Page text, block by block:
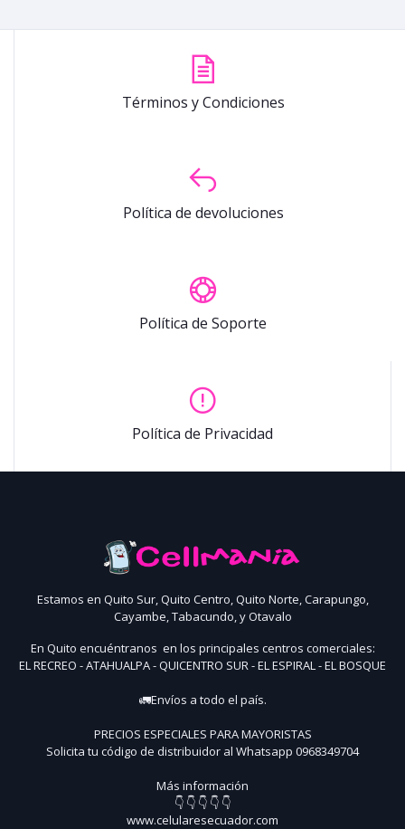
Términos y Condiciones
Política de devoluciones
Política de Soporte
Política de Privacidad
Estamos en Quito Sur, Quito Centro, Quito Norte, Carapungo,
Cayambe, Tabacundo, y Otavalo
En Quito encuéntranos en los principales centros comerciales:
EL RECREO - ATAHUALPA - QUICENTRO SUR - EL ESPIRAL - EL BOSQUE
🚛Envíos a todo el país.
PRECIOS ESPECIALES PARA MAYORISTAS
Solicita tu código de distribuidor al Whatsapp 0968349704
Más información
👇 👇 👇 👇 👇
www.celularesecuador.com